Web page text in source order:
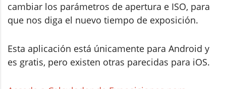
cambiar los parámetros de apertura e ISO, para
que nos diga el nuevo tiempo de exposición.
Esta aplicación está únicamente para Android y
es gratis, pero existen otras parecidas para iOS.